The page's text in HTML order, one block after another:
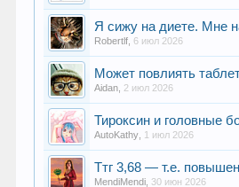
Я сижу на диете. Мне
Robertlf 6 июл 2026
Может повлиять
Aidan 2 июл 2026
Тироксин и головные
AutoKathy 1 июл 2026
Ттг 3,68 — т.е.
MendiMendi 30 июн 2026